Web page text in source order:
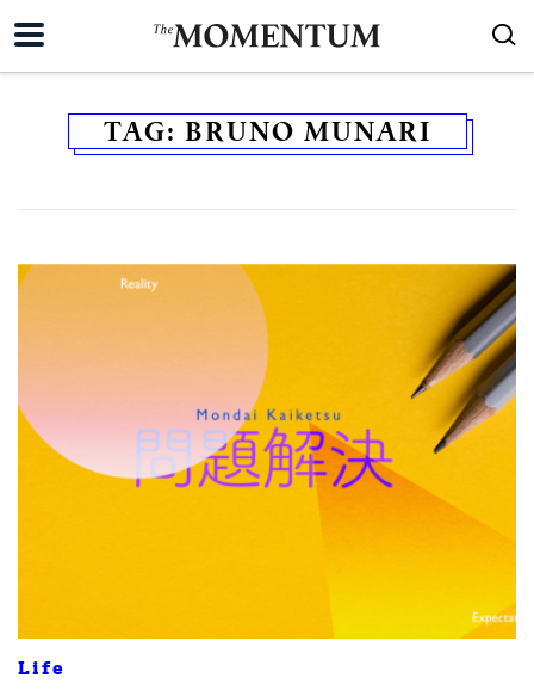
TAG: BRUNO MUNARI
Life
ค้นหา